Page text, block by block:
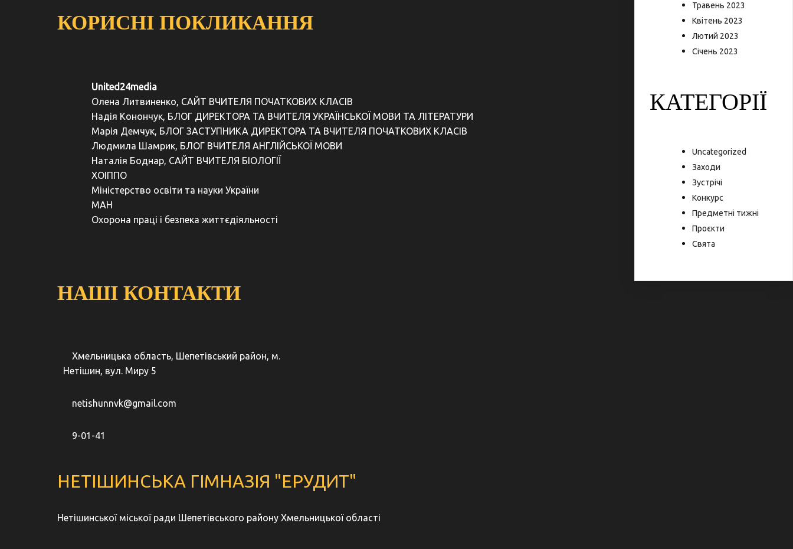
Травень 2023
Квітень 2023
Лютий 2023
Січень 2023
КАТЕГОРІЇ
Uncategorized
Заходи
Зустрічі
Конкурс
Предметні тижні
Проєкти
Свята
КОРИСНІ ПОКЛИКАННЯ
United24media
Олена Литвиненко, САЙТ ВЧИТЕЛЯ ПОЧАТКОВИХ КЛАСІВ
Надія Конончук, БЛОГ ДИРЕКТОРА ТА ВЧИТЕЛЯ УКРАЇНСЬКОЇ МОВИ ТА ЛІТЕРАТУРИ
Марія Демчук, БЛОГ ЗАСТУПНИКА ДИРЕКТОРА ТА ВЧИТЕЛЯ ПОЧАТКОВИХ КЛАСІВ
Людмила Шамрик, БЛОГ ВЧИТЕЛЯ АНГЛІЙСЬКОЇ МОВИ
Наталія Боднар, САЙТ ВЧИТЕЛЯ БІОЛОГІЇ
ХОІППО
Міністерство освіти та науки України
МАН
Охорона праці і безпека життєдіяльності
НАШІ КОНТАКТИ
Хмельницька область, Шепетівський район, м.
Нетішин, вул. Миру 5
netishunnvk@gmail.com
9-01-41
НЕТІШИНСЬКА ГІМНАЗІЯ "ЕРУДИТ"
Нетішинської міської ради Шепетівського району Хмельницької області